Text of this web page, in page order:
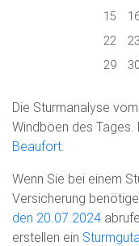
15
22
23
29
30
Die Sturmanalyse
Windböen des
Beaufort
Wenn Sie bei einem
Versicherung
den 20.07.2024
erstellen ein